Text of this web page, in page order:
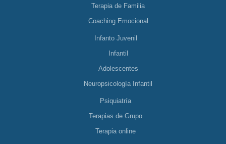
Terapia de Familia
Coaching Emocional
Infanto Juvenil
Infantil
Adolescentes
Neuropsicología Infantil
Psiquiatría
Terapias de Grupo
Terapia online